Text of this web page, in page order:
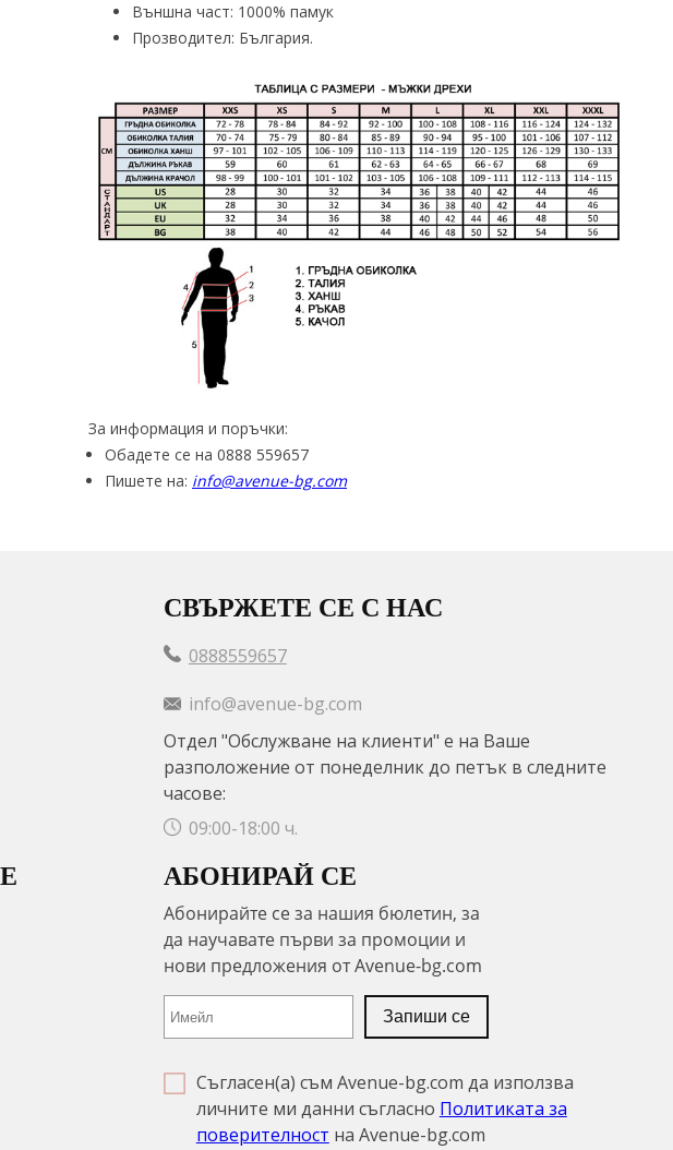
Външна част: 1000% памук
Прозводител: България.
За информация и поръчки:
Обадете се на 0888 559657
Пишете на: info@avenue-bg.com
СВЪРЖЕТЕ СЕ С НАС
0888559657
info@avenue-bg.com
Отдел "Обслужване на клиенти" е на Ваше
разположение от понеделник до петък в следните
часове:
09:00-18:00 ч.
АБОНИРАЙ СЕ
Съгласен(а) съм Avenue-bg.com да използва
личните ми данни съгласно Политиката за
поверителност на Avenue-bg.com